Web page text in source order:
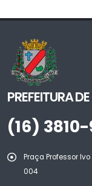
PREFEITURA
(16)
Praça Professor
004